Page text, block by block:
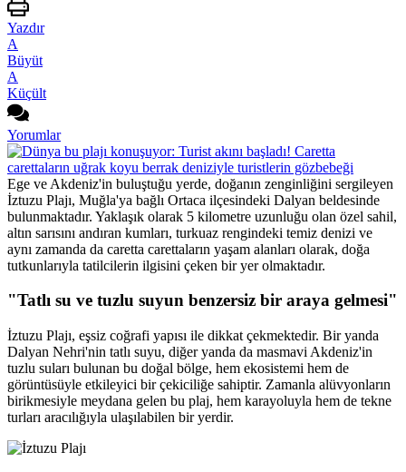
Yazdır
A
Büyüt
A
Küçült
Yorumlar
Ege ve Akdeniz'in buluştuğu yerde, doğanın zenginliğini sergileyen
İztuzu Plajı, Muğla'ya bağlı Ortaca ilçesindeki Dalyan beldesinde
bulunmaktadır. Yaklaşık olarak 5 kilometre uzunluğu olan özel sahil,
altın sarısını andıran kumları, turkuaz rengindeki temiz denizi ve
aynı zamanda da caretta carettaların yaşam alanları olarak, doğa
tutkunlarıyla tatilcilerin ilgisini çeken bir yer olmaktadır.
"Tatlı su ve tuzlu suyun benzersiz bir araya gelmesi"
İztuzu Plajı, eşsiz coğrafi yapısı ile dikkat çekmektedir. Bir yanda
Dalyan Nehri'nin tatlı suyu, diğer yanda da masmavi Akdeniz'in
tuzlu suları bulunan bu doğal bölge, hem ekosistemi hem de
görüntüsüyle etkileyici bir çekiciliğe sahiptir. Zamanla alüvyonların
birikmesiyle meydana gelen bu plaj, hem karayoluyla hem de tekne
turları aracılığıyla ulaşılabilen bir yerdir.